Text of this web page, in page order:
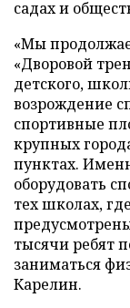
садах и
«Мы
«Дворовой
детского,
возрождение
спортивные
крупных
пунктах.
оборудовать
тех школах,
тысячи ребят
заниматься
Карелин.